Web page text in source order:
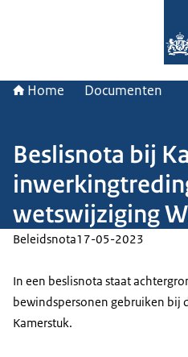
Home Documenten
Beslisnota bij
wetswijziging
Beleidsnota17-05-2023
In een beslisnota staat
bewindspersonen gebruiken bij
Kamerstuk.